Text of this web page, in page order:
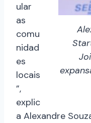
ular
as
comu
nidad
es
locais
”,
explic
a Alexandre